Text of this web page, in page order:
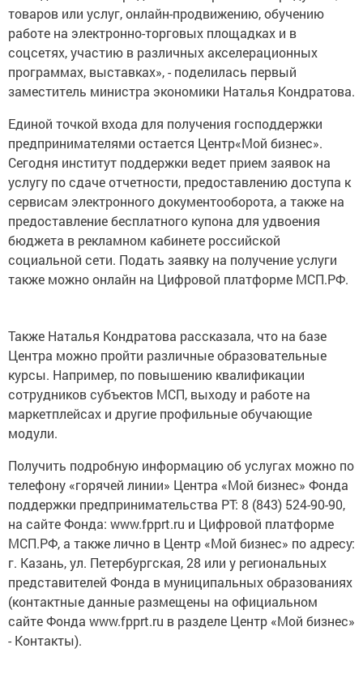
товаров или услуг, онлайн-продвижению, обучению
работе на электронно-торговых площадках и в
соцсетях, участию в различных акселерационных
программах, выставках», - поделилась первый
заместитель министра экономики Наталья Кондратова.
Единой точкой входа для получения господдержки
предпринимателями остается Центр«Мой бизнес».
Сегодня институт поддержки ведет прием заявок на
услугу по сдаче отчетности, предоставлению доступа к
сервисам электронного документооборота, а также на
предоставление бесплатного купона для удвоения
бюджета в рекламном кабинете российской
социальной сети. Подать заявку на получение услуги
также можно онлайн на Цифровой платформе МСП.РФ.
Также Наталья Кондратова рассказала, что на базе
Центра можно пройти различные образовательные
курсы. Например, по повышению квалификации
сотрудников субъектов МСП, выходу и работе на
маркетплейсах и другие профильные обучающие
модули.
Получить подробную информацию об услугах можно по
телефону «горячей линии» Центра «Мой бизнес» Фонда
поддержки предпринимательства РТ: 8 (843) 524-90-90,
на сайте Фонда: www.fpprt.ru и Цифровой платформе
МСП.РФ, а также лично в Центр «Мой бизнес» по адресу:
г. Казань, ул. Петербургская, 28 или у региональных
представителей Фонда в муниципальных образованиях
(контактные данные размещены на официальном
сайте Фонда www.fpprt.ru в разделе Центр «Мой бизнес»
- Контакты).